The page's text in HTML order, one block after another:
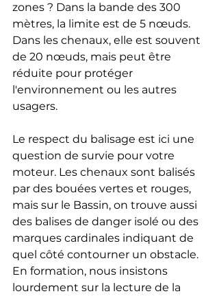
zones ? Dans la bande des 300
mètres, la limite est de 5 nœuds.
Dans les chenaux, elle est souvent
de 20 nœuds, mais peut être
réduite pour protéger
l'environnement ou les autres
usagers.
Le respect du balisage est ici une
question de survie pour votre
moteur. Les chenaux sont balisés
par des bouées vertes et rouges,
mais sur le Bassin, on trouve aussi
des balises de danger isolé ou des
marques cardinales indiquant de
quel côté contourner un obstacle.
En formation, nous insistons
lourdement sur la lecture de la